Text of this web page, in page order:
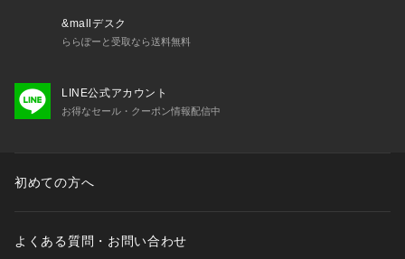
&mallデスク
ららぽーと受取なら送料無料
LINE公式アカウント
お得なセール・クーポン情報配信中
初めての方へ
よくある質問・お問い合わせ